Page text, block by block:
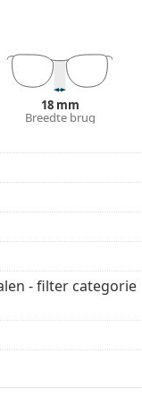
voor
De glazen
– 18% ). Ze zijn
kunnen
Sommige
18 mm
Breedte brug
- filter categorie